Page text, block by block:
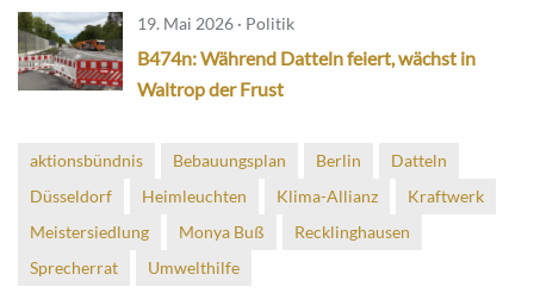
19. Mai 2026 · Politik
B474n: Während Datteln feiert, wächst in
Waltrop der Frust
aktionsbündnis Bebauungsplan Berlin
Datteln
Düsseldorf
Heimleuchten Klima-Allianz
Kraftwerk
Meistersiedlung
Monya Buß
Recklinghausen
Sprecherrat
Umwelthilfe